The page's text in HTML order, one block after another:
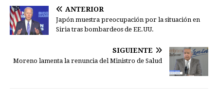
ANTERIOR
Japón muestra preocupación por la situación en
Siria tras bombardeos de EE.UU.
SIGUIENTE
Moreno lamenta la renuncia del Ministro de Salud